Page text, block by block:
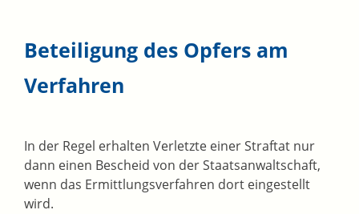
Beteiligung des Opfers am
Verfahren
In der Regel erhalten Verletzte einer Straftat nur
dann einen Bescheid von der Staatsanwaltschaft,
wenn das Ermittlungsverfahren dort eingestellt
wird.